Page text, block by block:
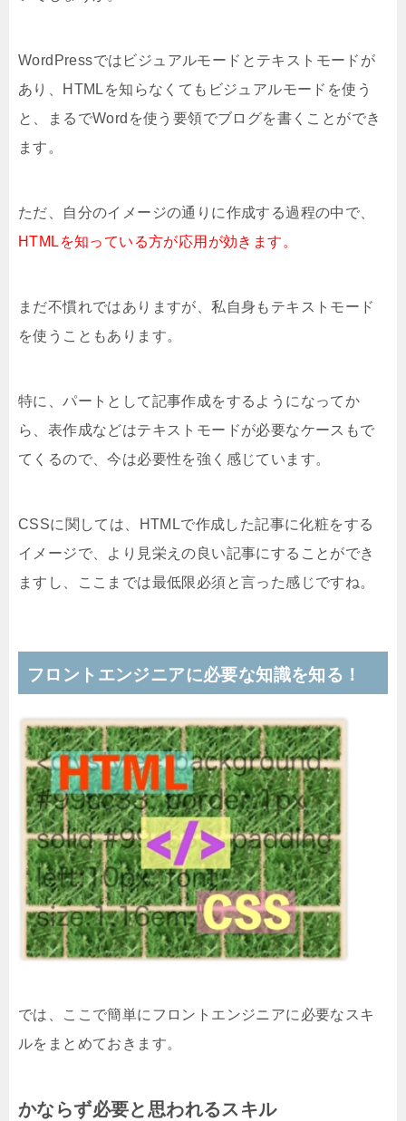
WordPressではビジュアルモードとテキストモードが
あり、HTMLを知らなくてもビジュアルモードを使う
と、まるでWordを使う要領でブログを書くことができ
ます。
ただ、自分のイメージの通りに作成する過程の中で、
HTMLを知っている方が応用が効きます。
まだ不慣れではありますが、私自身もテキストモード
を使うこともあります。
特に、パートとして記事作成をするようになってか
ら、表作成などはテキストモードが必要なケースもで
てくるので、今は必要性を強く感じています。
CSSに関しては、HTMLで作成した記事に化粧をする
イメージで、より見栄えの良い記事にすることができ
ますし、ここまでは最低限必須と言った感じですね。
フロントエンジニアに必要な知識を知る！
では、ここで簡単にフロントエンジニアに必要なスキ
ルをまとめておきます。
かならず必要と思われるスキル